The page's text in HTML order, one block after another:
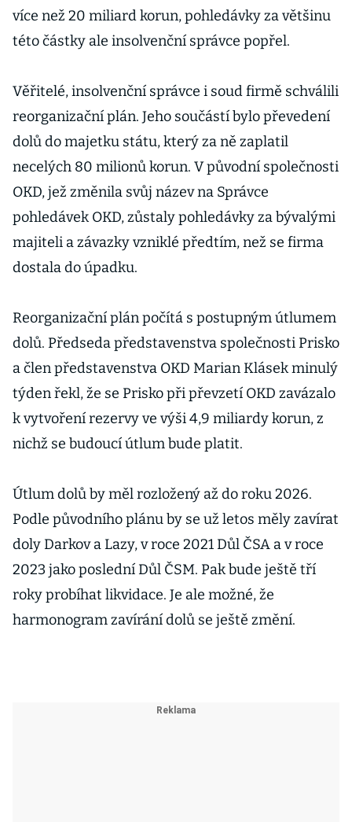
více než 20 miliard korun, pohledávky za většinu
této částky ale insolvenční správce popřel.
Věřitelé, insolvenční správce i soud firmě schválili
reorganizační plán. Jeho součástí bylo převedení
dolů do majetku státu, který za ně zaplatil
necelých 80 milionů korun. V původní společnosti
OKD, jež změnila svůj název na Správce
pohledávek OKD, zůstaly pohledávky za bývalými
majiteli a závazky vzniklé předtím, než se firma
dostala do úpadku.
Reorganizační plán počítá s postupným útlumem
dolů. Předseda představenstva společnosti Prisko
a člen představenstva OKD Marian Klásek minulý
týden řekl, že se Prisko při převzetí OKD zavázalo
k vytvoření rezervy ve výši 4,9 miliardy korun, z
nichž se budoucí útlum bude platit.
Útlum dolů by měl rozložený až do roku 2026.
Podle původního plánu by se už letos měly zavírat
doly Darkov a Lazy, v roce 2021 Důl ČSA a v roce
2023 jako poslední Důl ČSM. Pak bude ještě tří
roky probíhat likvidace. Je ale možné, že
harmonogram zavírání dolů se ještě změní.